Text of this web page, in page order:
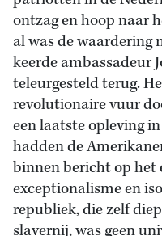
ontzag en hoop naar
al was de waardering
keerde ambassadeur
teleurgesteld terug.
revolutionaire vuur
een laatste opleving
hadden de
binnen bericht op het
exceptionalisme en
republiek, die zelf
slavernij, was geen